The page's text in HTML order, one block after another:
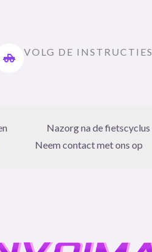
VOLG DE INSTRUCTIES
Nazorg na de fietscyclus
Neem contact met ons op